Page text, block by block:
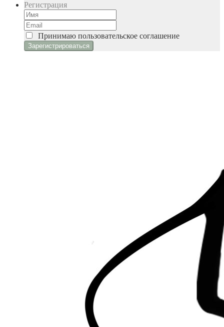
Регистрация
Принимаю пользовательское соглашение